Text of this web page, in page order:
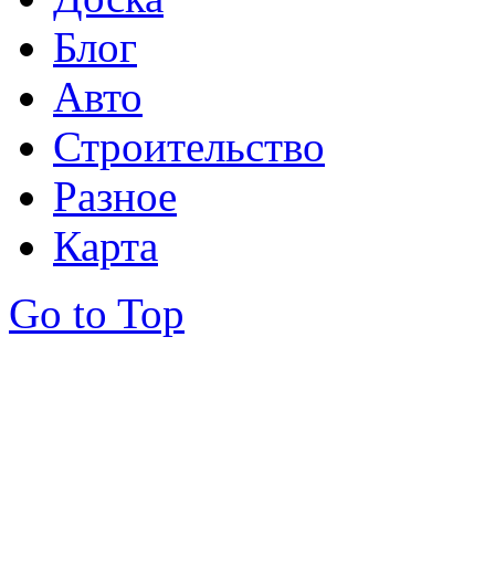
Блог
Авто
Строительство
Разное
Карта
Go to Top